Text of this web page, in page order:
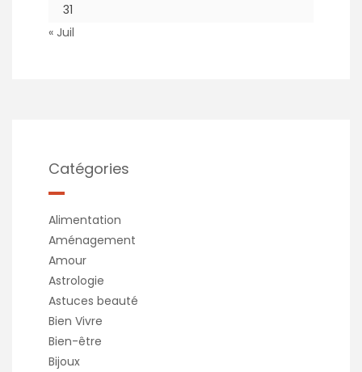
31
« Juil
Catégories
Alimentation
Aménagement
Amour
Astrologie
Astuces beauté
Bien Vivre
Bien-être
Bijoux